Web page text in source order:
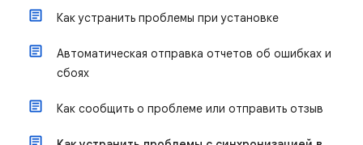
Как устранить проблемы при установке
Автоматическая отправка отчетов об ошибках и
сбоях
Как сообщить о проблеме или отправить отзыв